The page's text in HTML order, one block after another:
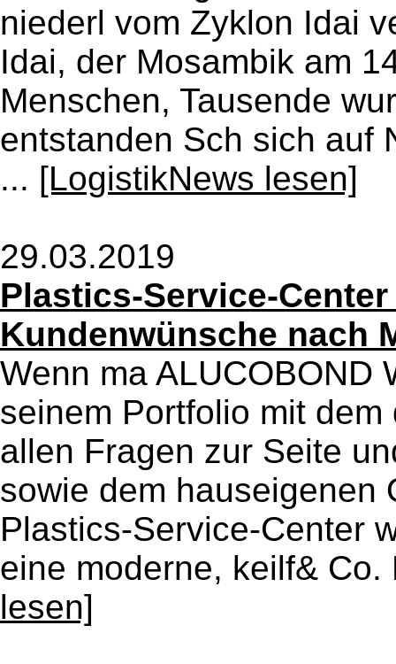
niederl vom Zyklon Idai
Idai, der Mosambik am
Menschen, Tausende
entstanden Sch sich auf
... [LogistikNews lesen]
29.03.2019
Plastics-Service-
Kundenwünsche nach
Wenn ma ALUCOBOND
seinem Portfolio mit
allen Fragen zur Seite
sowie dem hauseigenen
Plastics-Service-Center
eine moderne, keilf&
lesen]